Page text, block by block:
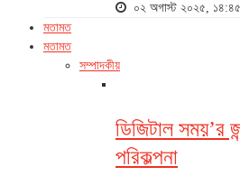
০২ অগাস্ট ২০২৫, ১৪:৪৫
মতামত
মতামত
সম্পাদকীয়
ডিজিটাল সময়’র
পরিকল্পনা